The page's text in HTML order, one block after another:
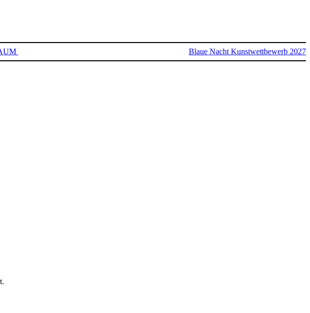
Blaue Nacht Kunstwettbewerb 2027